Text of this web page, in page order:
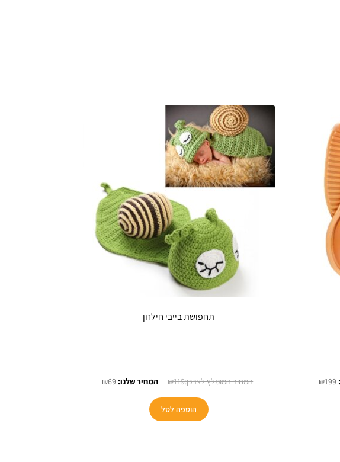
₪199
תחפושת בייבי חילזון
₪119
המחיר
היה:
₪119.
₪69
הוספה לסל